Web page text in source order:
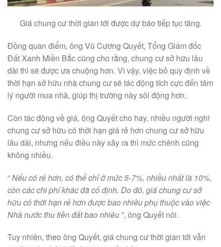
Giá chung cư thời gian tới được dự báo tiếp tục tăng.
Đồng quan điểm, ông Vũ Cương Quyết, Tổng Giám đốc
Đất Xanh Miền Bắc cũng cho rằng, chung cư sở hữu lâu
dài thì sẽ được ưa chuộng hơn. Vì vậy, việc bỏ quy định về
thời hạn sở hữu nhà chung cư sẽ tác động tích cực đến tâm
lý người mua nhà, giúp thị trường này sôi động hơn.
Còn tác động về giá, ông Quyết cho hay, nhiều người nghĩ
chung cư sở hữu có thời hạn giá rẻ hơn chung cư sở hữu
lâu dài, nhưng nếu điều này xảy ra thì mức chênh cũng
không nhiều.
“Nếu có rẻ hơn, có thể chỉ ở mức 5-7%, nhiều nhất là 10%,
còn các chi phí khác đã cố định. Do đó, giá chung cư sở
hữu có thời hạn rẻ hơn được bao nhiêu phụ thuộc vào việc
Nhà nước thu tiền đất bao nhiêu”, ông Quyết nói.
Tuy nhiên, theo ông Quyết, giá chung cư thời gian tới vẫn